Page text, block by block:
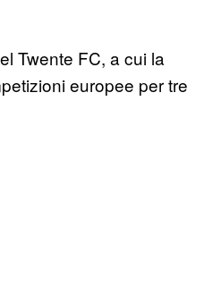
Twente FC, a cui la
europee per tre